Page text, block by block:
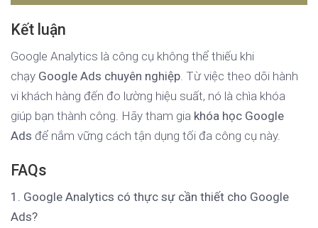
Kết luận
Google Analytics là công cụ không thể thiếu khi
chạy Google Ads chuyên nghiệp . Từ việc theo dõi hành
vi khách hàng đến đo lường hiệu suất, nó là chìa khóa
giúp bạn thành công. Hãy tham gia khóa học Google
Ads để nắm vững cách tận dụng tối đa công cụ này.
FAQs
1. Google Analytics có thực sự cần thiết cho Google
Ads?